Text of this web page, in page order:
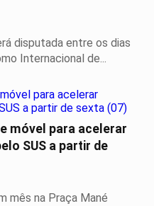
disputada entre os dias
Internacional de...
móvel para acelerar
SUS a partir de
mês na Praça Mané